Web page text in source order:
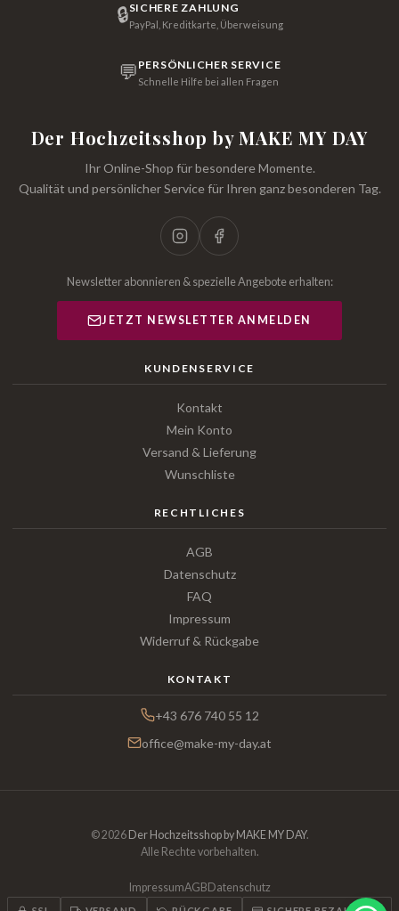
🔒SICHERE ZAHLUNG
PayPal, Kreditkarte, Überweisung
💬 PERSÖNLICHER SERVICE
Schnelle Hilfe bei allen Fragen
Der Hochzeitsshop by MAKE MY DAY
Ihr Online-Shop für besondere Momente.
Qualität und persönlicher Service für Ihren ganz besonderen Tag.
Newsletter abonnieren & spezielle Angebote erhalten:
JETZT NEWSLETTER ANMELDEN
KUNDENSERVICE
Kontakt
Mein Konto
Versand & Lieferung
Wunschliste
RECHTLICHES
AGB
Datenschutz
FAQ
Impressum
Widerruf & Rückgabe
KONTAKT
+43 676 740 55 12
office@make-my-day.at
© 2026 Der Hochzeitsshop by MAKE MY DAY.
Alle Rechte vorbehalten.
ImpressumAGB Datenschutz